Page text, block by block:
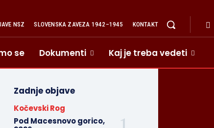
NSZ SLOVENSKA ZAVEZA 1942–1945 KONTAKT
se Dokumenti Kaj je treba vedeti
Zadnje objave
Kočevski Rog
Pod Macesnovo gorico,